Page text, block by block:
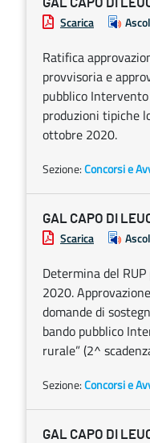
GAL CAPO DI
Scarica
Ratifica
provvisoria e
pubblico
produzioni tipiche
ottobre 2020.
Sezione:Concorsi e
GAL CAPO DI
Scarica
Determina del
2020.
domande di
bando pubblico
rurale” (2^
Sezione:Concorsi e
GAL CAPO DI